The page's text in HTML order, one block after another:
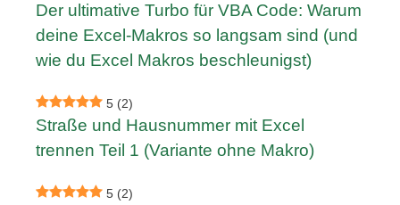
Der ultimative Turbo für VBA Code: Warum
deine Excel-Makros so langsam sind (und
wie du Excel Makros beschleunigst)
5 (2)
Straße und Hausnummer mit Excel
trennen Teil 1 (Variante ohne Makro)
5 (2)